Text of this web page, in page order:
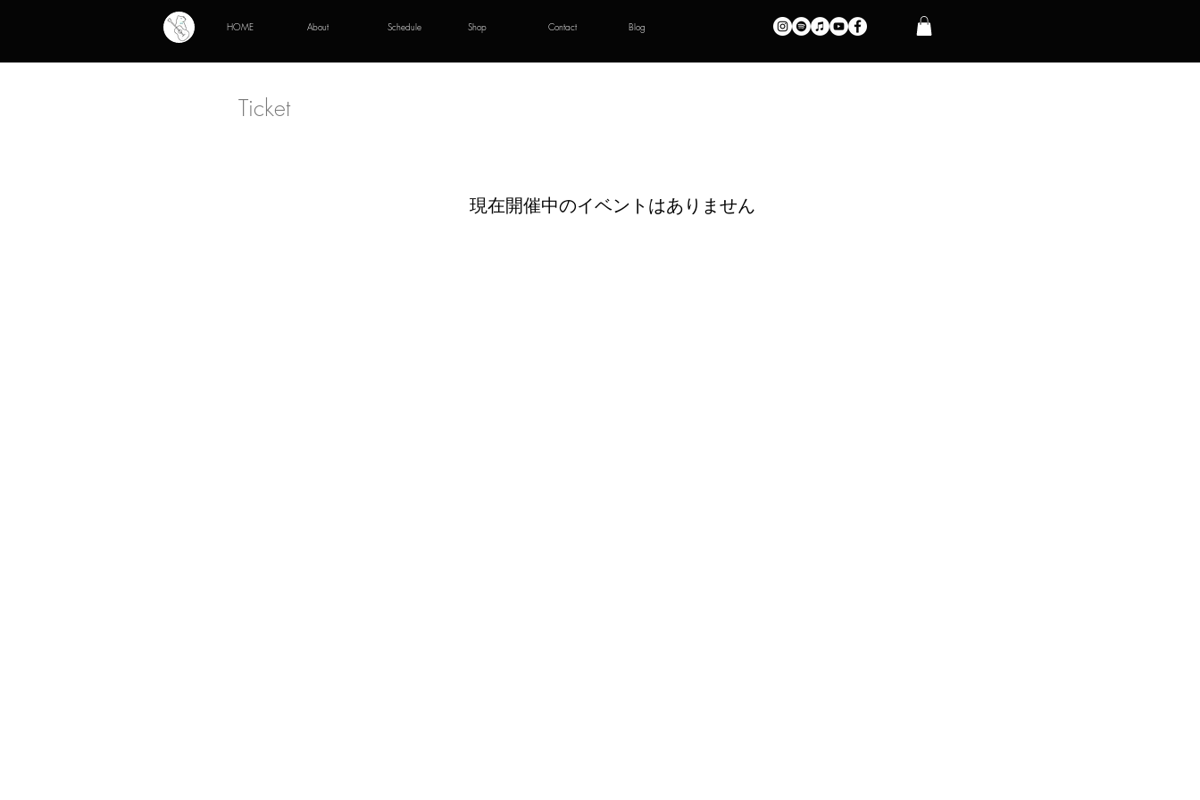
HOME About Schedule Shop Contact Blog
Ticket
現在開催中のイベントはありません